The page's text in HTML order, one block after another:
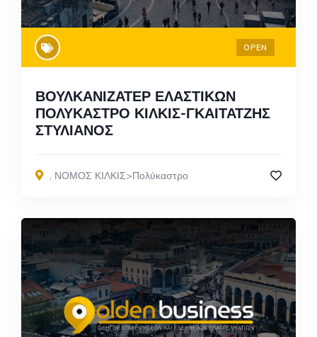
OPEN
ΒΟΥΛΚΑΝΙΖΑΤΕΡ ΕΛΑΣΤΙΚΩΝ
ΠΟΛΥΚΑΣΤΡΟ ΚΙΛΚΙΣ-ΓΚΑΙΤΑΤΖΗΣ
ΣΤΥΛΙΑΝΟΣ
, ΝΟΜΟΣ ΚΙΛΚΙΣ>Πολύκαστρο